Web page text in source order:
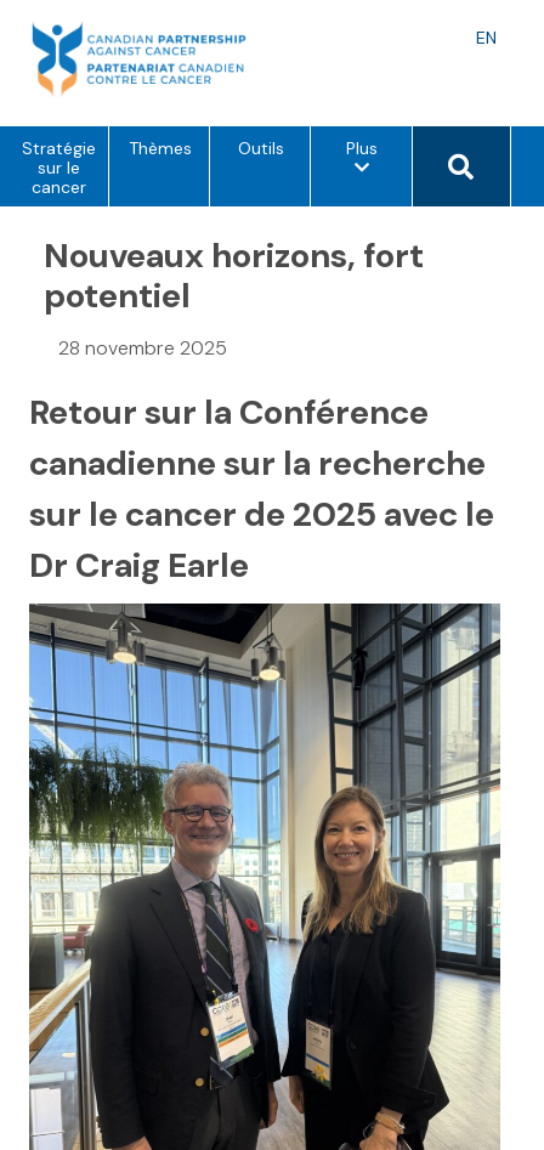
content
EN
Stratégie
sur le
cancer
Thèmes Outils Pluso
i
s
Search
Nouveaux horizons, fort
potentiel
28 novembre 2025
Retour sur la Conférence
canadienne sur la recherche
sur le cancer de 2025 avec le
Dr Craig Earle